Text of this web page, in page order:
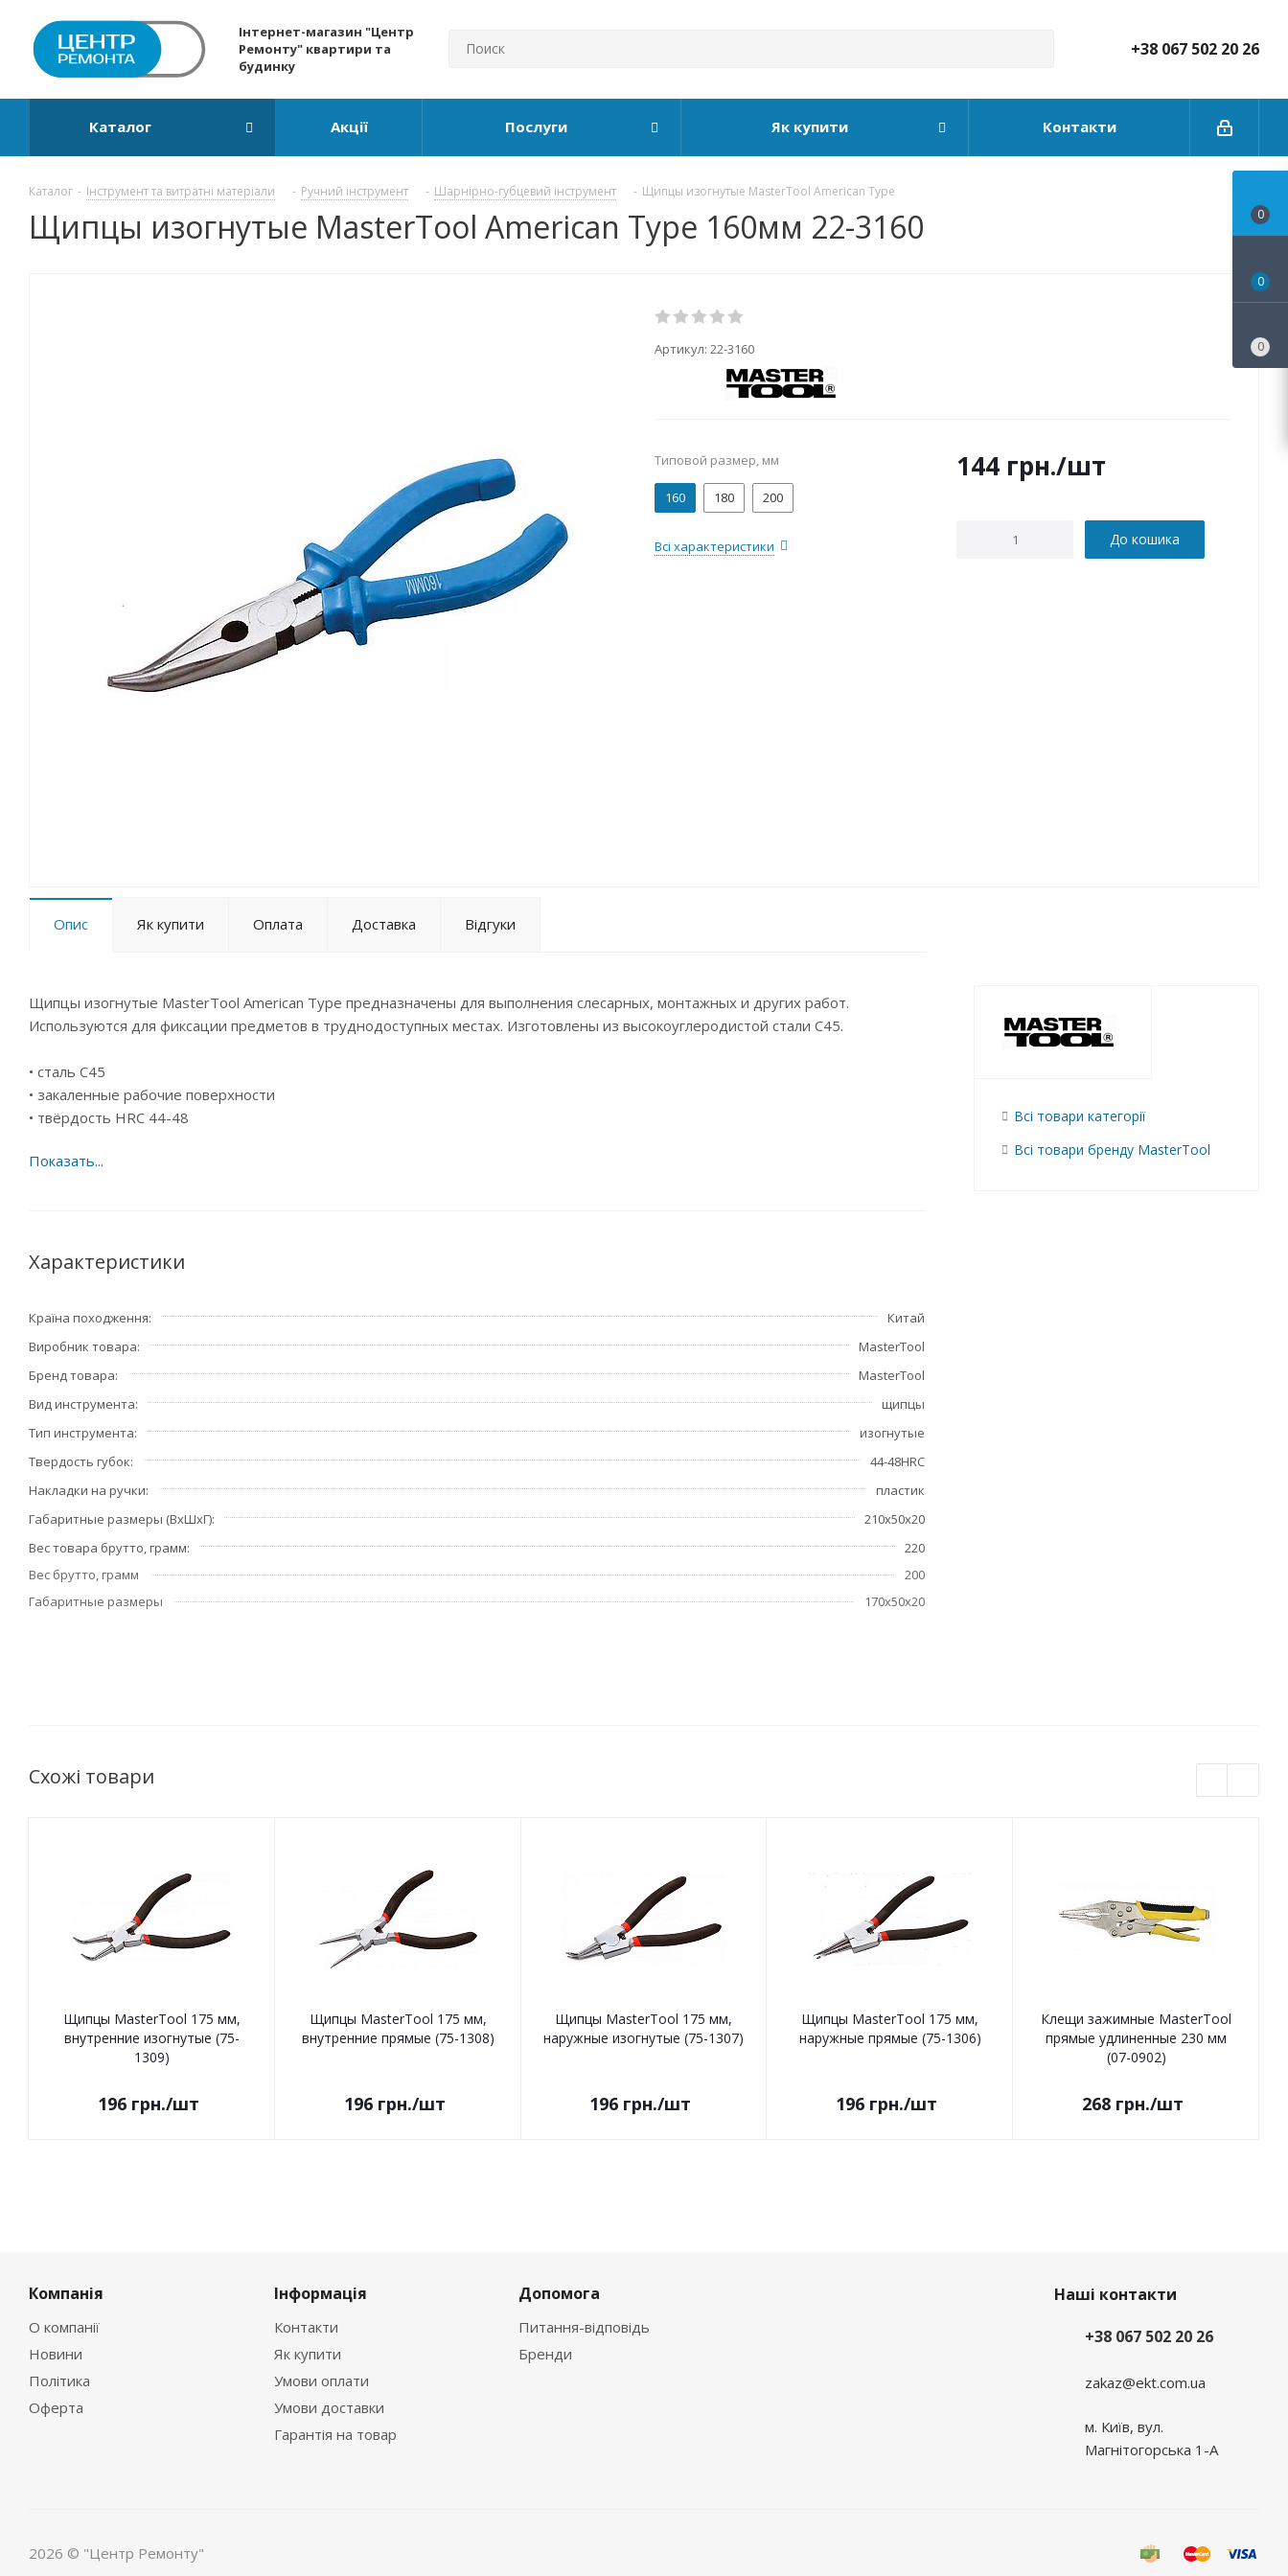
Інтернет-магазин "Центр
Ремонту" квартири та
будинку
+38 067 502 20 26
Каталог Акції Послуги Як купити Контакти
Каталог - Інструмент та витратні матеріали - Ручний інструмент - Шарнірно-губцевий інструмент - Щипцы изогнутые MasterTool American Type
Щипцы изогнутые MasterTool American Type 160мм 22-3160
Артикул: 22-3160
Типовой размер, мм
160 180 200
Всі характеристики
144 грн./шт
До кошика
Опис Як купити Оплата Доставка Відгуки
Щипцы изогнутые MasterTool American Type предназначены для выполнения слесарных, монтажных и других работ.
Используются для фиксации предметов в труднодоступных местах. Изготовлены из высокоуглеродистой стали C45.
• сталь С45
• закаленные рабочие поверхности
• твёрдость HRC 44-48
Характеристики
Країна походження
Китай
Виробник товара
MasterTool
Бренд товара
MasterTool
Вид инструмента
щипцы
Тип инструмента
изогнутые
Твердость губок
44-48HRC
Накладки на ручки
пластик
Габаритные размеры (ВхШхГ)
210х50х20
Вес товара брутто, грамм
220
Вес брутто, грамм
200
Габаритные размеры
170х50х20
Всі товари категорії
Всі товари бренду MasterTool
Схожі товари
Щипцы MasterTool 175 мм,
внутренние изогнутые (75-
1309)
196грн./шт
Щипцы MasterTool 175 мм,
внутренние прямые (75-1308)
196грн./шт
Щипцы MasterTool 175 мм,
наружные изогнутые (75-1307)
196 грн./шт
Щипцы MasterTool 175 мм,
наружные прямые (75-1306)
196 грн./шт
Клещи зажимные MasterTool
прямые удлиненные 230 мм
(07-0902)
268 грн./шт
Компанія
О компанії
Новини
Політика
Оферта
Інформація
Контакти
Як купити
Умови оплати
Умови доставки
Гарантія на товар
Допомога
Питання-відповідь
Бренди
Наші контакти
+38 067 502 20 26
zakaz@ekt.com.ua
м. Київ, вул.
Магнітогорська 1-А
2026 © "Центр Ремонту"
0
0
0